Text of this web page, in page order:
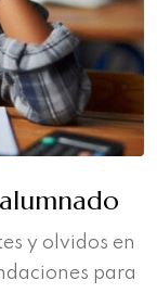
y olvidos en
para